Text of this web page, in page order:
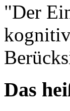
"Der
Das